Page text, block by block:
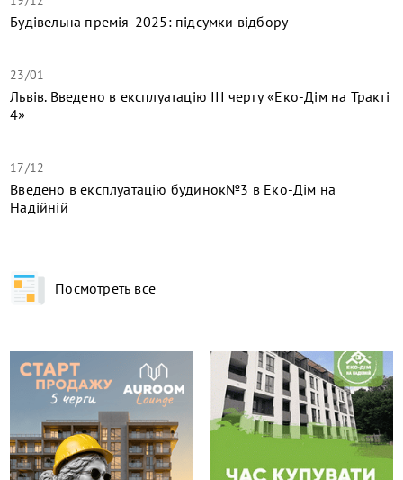
Будівельна премія-2025: підсумки відбору
23/01
Львів. Введено в експлуатацію ІІІ чергу «Еко-Дім на Тракті
4»
17/12
​Введено в експлуатацію будинок№3 в Еко-Дім на
Надійній
Посмотреть все